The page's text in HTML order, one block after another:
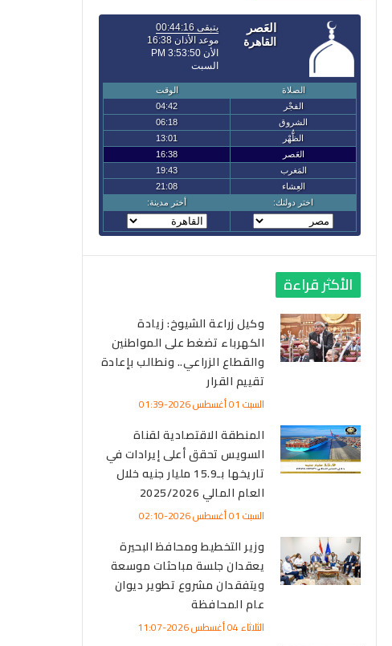
الأكثر قراءة
وكيل زراعة الشيوخ: زيادة
الكهرباء تضغط على المواطنين
والقطاع الزراعي.. ونطالب بإعادة
تقييم القرار
السبت 01 أغسطس 2026-01:39
المنطقة الاقتصادية لقناة
السويس تحقق أعلى إيرادات في
تاريخها بـ15.9 مليار جنيه خلال
العام المالي 2025/2026
السبت 01 أغسطس 2026-02:10
وزير التخطيط ومحافظ البحيرة
يعقدان جلسة مباحثات موسعة
ويتفقدان مشروع تطوير ديوان
عام المحافظة
الثلاثاء 04 أغسطس 2026-11:07